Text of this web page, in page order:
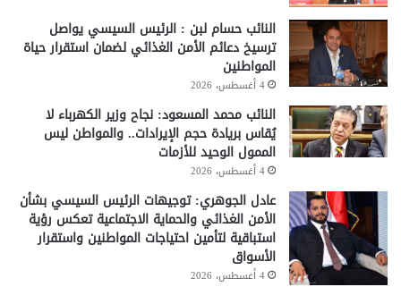
النائب حسام لبن : الرئيس السيسي يواصل
ترسيخ دعائم الأمن الغذائي لضمان استقرار حياة
المواطنين
4 أغسطس، 2026
النائب محمد المسعود: نجاح وزير الكهرباء لا
يُقاس بريادة حجم الإيرادات.. والمواطن ليس
الممول الوحيد للأزمات
4 أغسطس، 2026
عادل الجوهري: توجيهات الرئيس السيسي بشأن
الأمن الغذائي والحماية الاجتماعية تعكس رؤية
استباقية لتأمين احتياجات المواطنين واستقرار
الأسواق
4 أغسطس، 2026